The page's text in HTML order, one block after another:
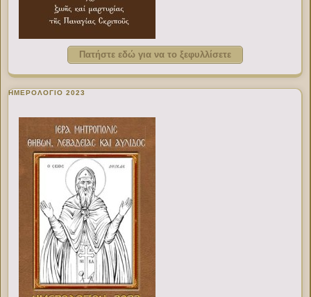
Πατήστε εδώ για να το ξεφυλλίσετε
ΗΜΕΡΟΛΟΓΙΟ 2023